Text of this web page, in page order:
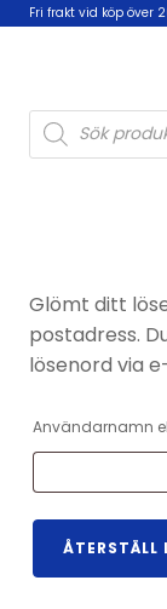
Fri frakt vid köp över
Products
search
Glömt ditt
postadress.
lösenord via
Användarnamn
ÅTERSTÄLL